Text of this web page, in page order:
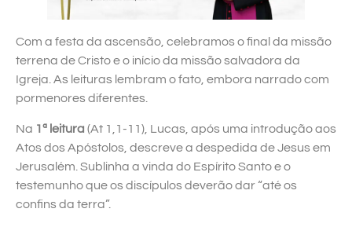
Com a festa da ascensão, celebramos o final da missão
terrena de Cristo e o início da missão salvadora da
Igreja. As leituras lembram o fato, embora narrado com
pormenores diferentes.
Na 1ª leitura (At 1,1-11), Lucas, após uma introdução aos
Atos dos Apóstolos, descreve a despedida de Jesus em
Jerusalém. Sublinha a vinda do Espírito Santo e o
testemunho que os discípulos deverão dar “até os
confins da terra”.